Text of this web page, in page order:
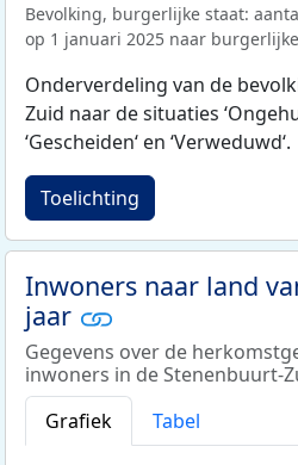
Bevolking, burgerlijke staat:
op 1 januari 2025 naar
Onderverdeling van de
Zuid naar de situaties
‘Gescheiden‘ en ‘Verweduwd‘.
Toelichting
Inwoners naar land
jaar
Gegevens over de
inwoners in de Stenenbuurt-
Grafiek
Tabel